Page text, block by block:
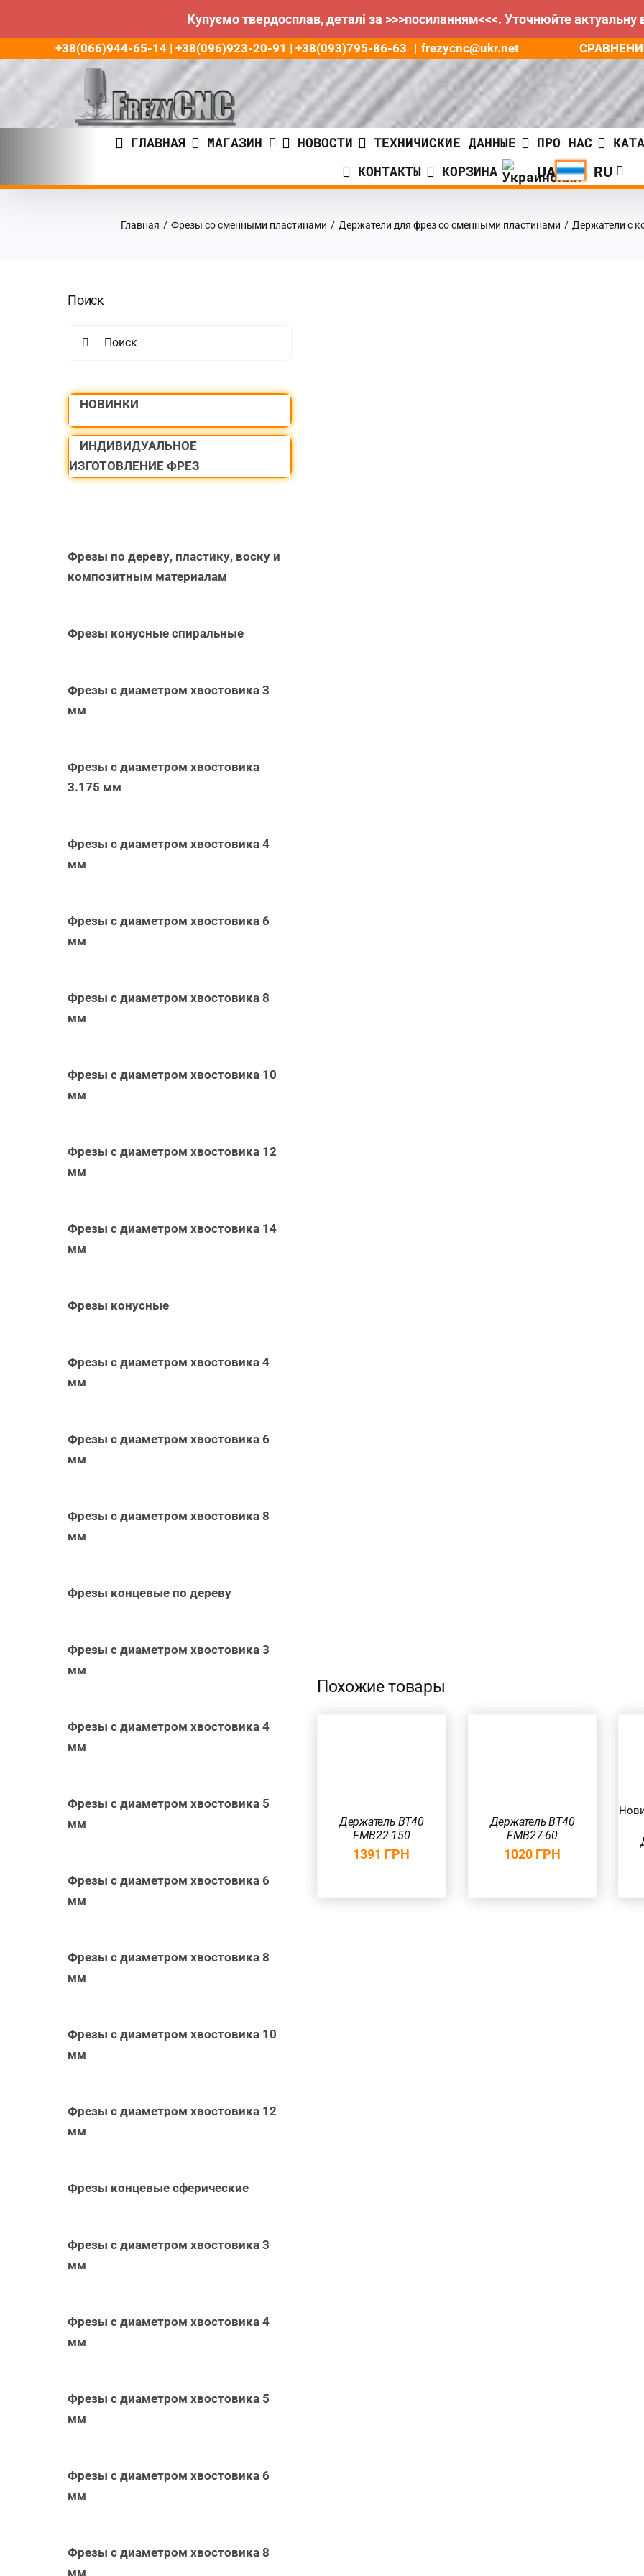
Купуємо твердосплав, деталі за >>>посиланням<<<. Уточнюйте
Пропустить
контента
+38(066)944-65-14 | +38(096)923-20-91 | +38(093)795-86-63 | frezycnc@ukr.net
ГЛАВНАЯ МАГАЗИН НОВОСТИ ТЕХНИЧИСКИЕ ДАННЫЕ ПРО НАС
КОНТАКТЫ
КОРЗИНА
Главная / Фрезы со сменными пластинами / Держатели для фрез со сменными пластинами / Держатели с
Похожие товары
Держатель BT40
FMB22-150
1391 ГРН
Держатель BT40
FMB27-60
1020 ГРН
Поиск
НОВИНКИ
ИНДИВИДУАЛЬНОЕ
ИЗГОТОВЛЕНИЕ ФРЕЗ
Фрезы по дереву, пластику, воску и
композитным материалам
Фрезы конусные спиральные
Фрезы с диаметром хвостовика 3
мм
Фрезы с диаметром хвостовика
3.175 мм
Фрезы с диаметром хвостовика 4
мм
Фрезы с диаметром хвостовика 6
мм
Фрезы с диаметром хвостовика 8
мм
Фрезы с диаметром хвостовика 10
мм
Фрезы с диаметром хвостовика 12
мм
Фрезы с диаметром хвостовика 14
мм
Фрезы конусные
Фрезы с диаметром хвостовика 4
мм
Фрезы с диаметром хвостовика 6
мм
Фрезы с диаметром хвостовика 8
мм
Фрезы концевые по дереву
Фрезы с диаметром хвостовика 3
мм
Фрезы с диаметром хвостовика 4
мм
Фрезы с диаметром хвостовика 5
мм
Фрезы с диаметром хвостовика 6
мм
Фрезы с диаметром хвостовика 8
мм
Фрезы с диаметром хвостовика 10
мм
Фрезы с диаметром хвостовика 12
мм
Фрезы концевые сферические
Фрезы с диаметром хвостовика 3
мм
Фрезы с диаметром хвостовика 4
мм
Фрезы с диаметром хвостовика 5
мм
Фрезы с диаметром хвостовика 6
мм
Фрезы с диаметром хвостовика 8
мм